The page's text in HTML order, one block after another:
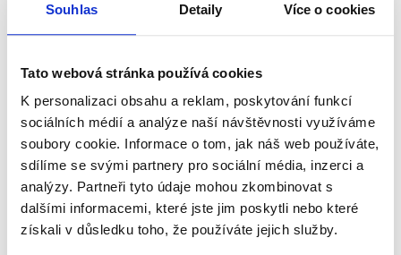
Souhlas Detaily Více o cookies
Tato webová stránka používá cookies
K personalizaci obsahu a reklam, poskytování funkcí
sociálních médií a analýze naší návštěvnosti využíváme
soubory cookie. Informace o tom, jak náš web používáte,
sdílíme se svými partnery pro sociální média, inzerci a
analýzy. Partneři tyto údaje mohou zkombinovat s
dalšími informacemi, které jste jim poskytli nebo které
získali v důsledku toho, že používáte jejich služby.
Sociální sítě
Nenechte si ujít nejnovější události
z Demagog.cz. Sdílením našich
příspěvků přátelům podpoříte naši
práci.